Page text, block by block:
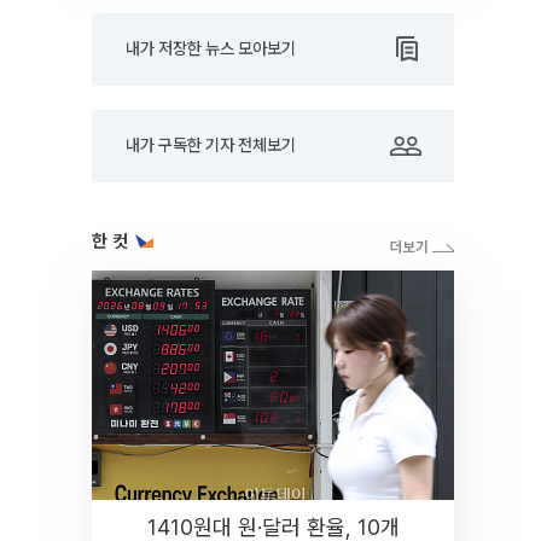
내가 저장한 뉴스 모아보기
내가 구독한 기자 전체보기
한 컷
1410원대 원·달러 환율, 10개